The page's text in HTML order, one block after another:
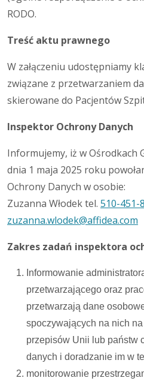
RODO.
Treść aktu prawnego
W załączeniu udostępniamy
związane z przetwarzaniem
skierowane do Pacjentów
Inspektor Ochrony Danych
Informujemy, iż w Ośrodkach
dnia 1 maja 2025 roku
Ochrony Danych w osobie:
Zuzanna Włodek tel. 510-451-
zuzanna.wlodek@affidea.com
Zakres zadań inspektora
Informowanie
przetwarzającego oraz
przetwarzają dane
spoczywających na nich
przepisów Unii lub państw
danych i doradzanie im w
monitorowanie